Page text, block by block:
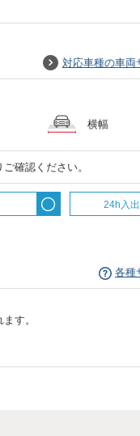
対応車種の車両
横幅
確認ください。
24h入
各種
す。